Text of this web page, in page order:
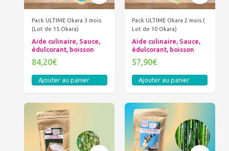
Pack ULTIME Okara 3 mois
(Lot de 15 Okara)
Aide culinaire, Sauce,
édulcorant, boisson
84,20€
Ajouter au panier
Pack ULTIME Okara 2 mois (
Lot de 10 Okara)
Aide culinaire, Sauce,
édulcorant, boisson
57,90€
Ajouter au panier